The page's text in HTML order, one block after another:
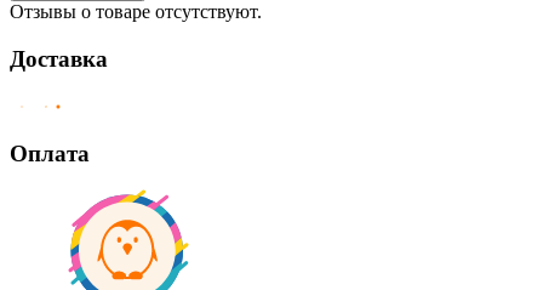
Отзывы о товаре отсутствуют.
Доставка
Оплата